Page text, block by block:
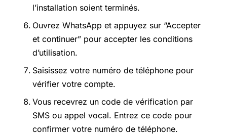
l’installation soient terminés.
Ouvrez WhatsApp et appuyez sur “Accepter
et continuer” pour accepter les conditions
d’utilisation.
Saisissez votre numéro de téléphone pour
vérifier votre compte.
Vous recevrez un code de vérification par
SMS ou appel vocal. Entrez ce code pour
confirmer votre numéro de téléphone.